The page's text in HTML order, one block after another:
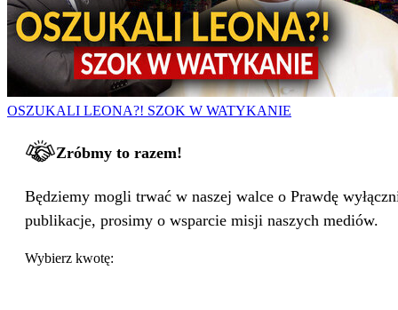
OSZUKALI LEONA?! SZOK W WATYKANIE
Zróbmy to razem!
Będziemy mogli trwać w naszej walce o Prawdę
publikacje, prosimy o wsparcie misji naszych mediów.
Wybierz kwotę: